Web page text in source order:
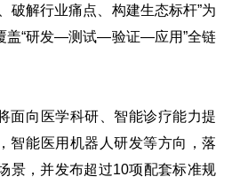
破解行业痛点、构建生态标杆”为
盖“研发—测试—验证—应用”全链
面向医学科研、智能诊疗能力提
智能医用机器人研发等方向，落
景，并发布超过10项配套标准规